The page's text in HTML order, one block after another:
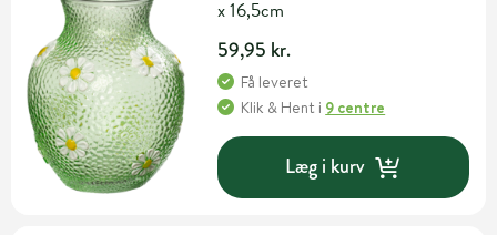
x 16,5cm
59,95 kr.
Få leveret
Klik & Hent i 9 centre
Læg i kurv